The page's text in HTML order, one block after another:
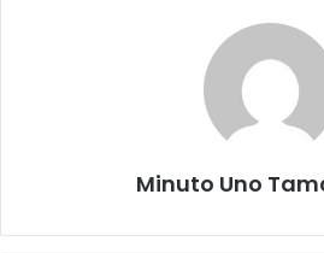
Minuto Uno